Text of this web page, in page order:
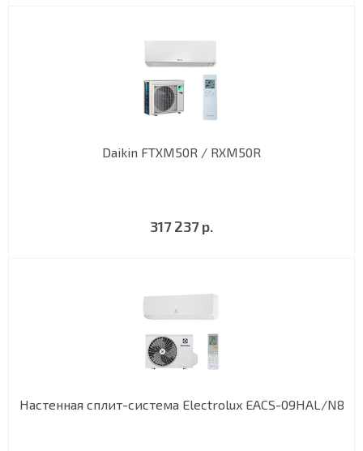
Daikin FTXM50R / RXM50R
317 237 р.
Настенная сплит-система Electrolux EACS-09HAL/N8